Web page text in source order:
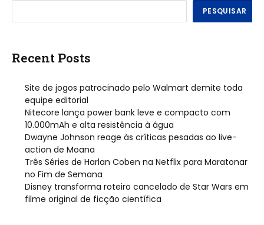
PESQUISAR
Recent Posts
Site de jogos patrocinado pelo Walmart demite toda
equipe editorial
Nitecore lança power bank leve e compacto com
10.000mAh e alta resistência à água
Dwayne Johnson reage às críticas pesadas ao live-
action de Moana
Três Séries de Harlan Coben na Netflix para Maratonar
no Fim de Semana
Disney transforma roteiro cancelado de Star Wars em
filme original de ficção científica